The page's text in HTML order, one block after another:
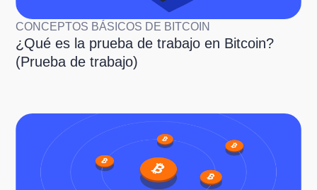
CONCEPTOS BÁSICOS DE BITCOIN
¿Qué es la prueba de trabajo en Bitcoin?
(Prueba de trabajo)